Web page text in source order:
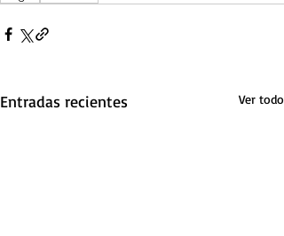
Entradas recientes Ver todo